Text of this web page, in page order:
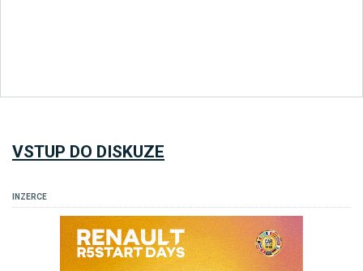
VSTUP DO DISKUZE
INZERCE